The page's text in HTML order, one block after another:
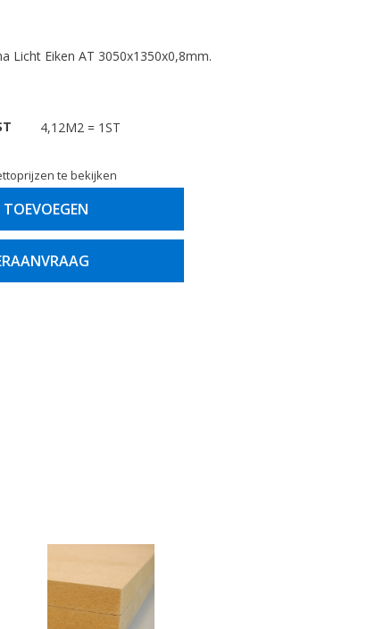
Licht Eiken AT 3050x1350x0,8mm.
4,12M2 = 1ST
te bekijken
TOEVOEGEN